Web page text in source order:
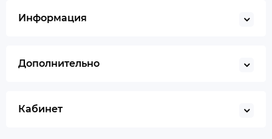
Информация
Дополнительно
Кабинет